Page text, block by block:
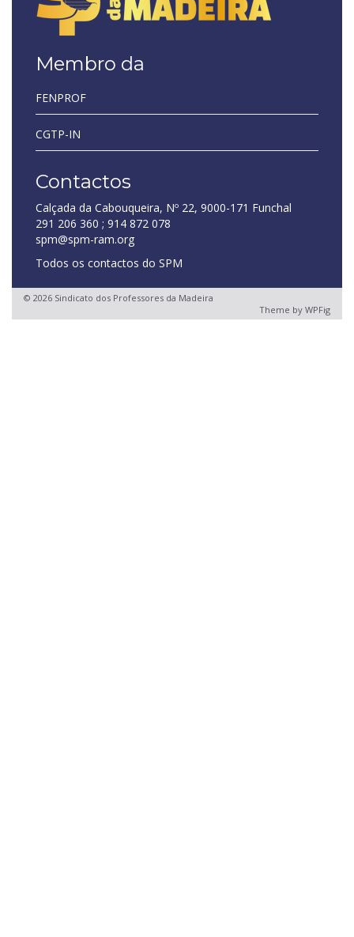
Membro da
FENPROF
CGTP-IN
Contactos
Calçada da Cabouqueira, Nº 22, 9000-171 Funchal
291 206 360 ; 914 872 078
spm@spm-ram.org
Todos os contactos do SPM
© 2026 Sindicato dos Professores da Madeira
Theme by WPFig